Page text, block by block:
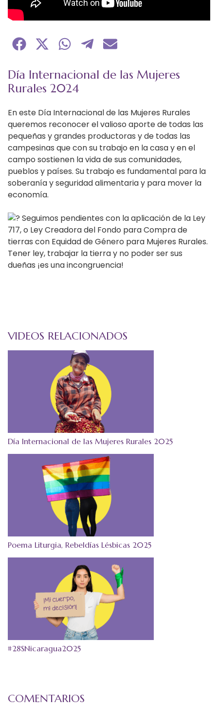
Compartir
en
Compartir
(Twitter)
CompartirCompartirCompartir
Día Internacional de las Mujeres
Rurales 2024
En este Día Internacional de las Mujeres Rurales
queremos reconocer el valioso aporte de todas las
pequeñas y grandes productoras y de todas las
campesinas que con su trabajo en la casa y en el
campo sostienen la vida de sus comunidades,
pueblos y países. Su trabajo es fundamental para la
soberanía y seguridad alimentaria y para mover la
economía.
Seguimos pendientes con la aplicación de la Ley
717, o Ley Creadora del Fondo para Compra de
tierras con Equidad de Género para Mujeres Rurales.
Tener ley, trabajar la tierra y no poder ser sus
dueñas ¡es una incongruencia!
VIDEOS RELACIONADOS
Día Internacional de las Mujeres Rurales 2025
Poema Liturgia, Rebeldías Lésbicas 2025
#28SNicaragua2025
COMENTARIOS